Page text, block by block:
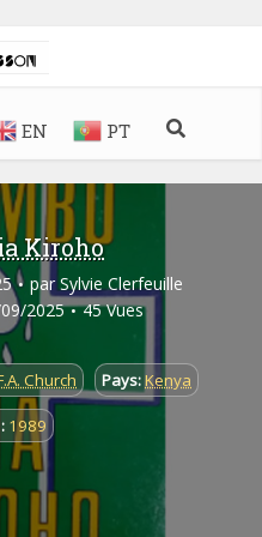
EN PT
Kiroho
par Sylvie Clerfeuille
2025
45 Vues
Church Pays:Kenya
1989